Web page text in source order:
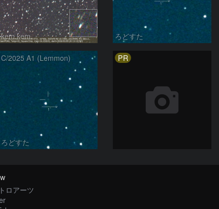
kem.kem ろどすた
C/2025 A1 (Lemmon)
ろどすた
PR
ロアーツ